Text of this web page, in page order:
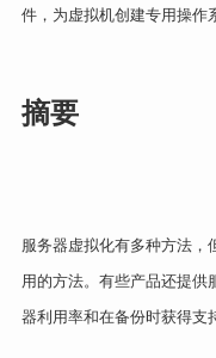
件，为虚拟机创建专用操作
摘要
服务器虚拟化有多种方法，
用的方法。有些产品还提供
器利用率和在备份时获得支